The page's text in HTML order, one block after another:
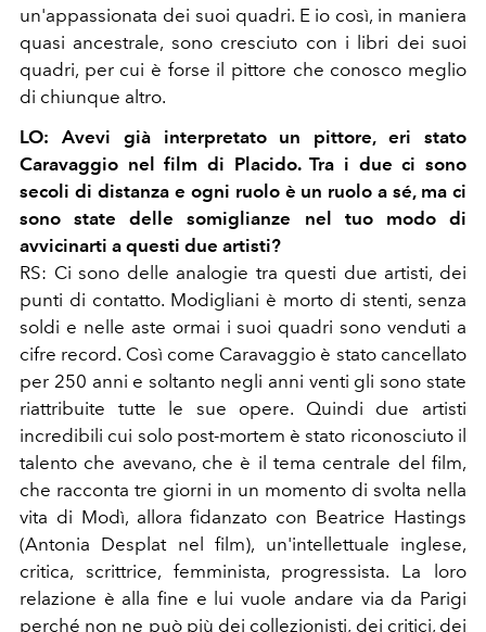
un'appassionata dei suoi quadri. E io così, in maniera
quasi ancestrale, sono cresciuto con i libri dei suoi
quadri, per cui è forse il pittore che conosco meglio
di chiunque altro.
LO: Avevi già interpretato un pittore, eri stato
Caravaggio nel film di Placido. Tra i due ci sono
secoli di distanza e ogni ruolo è un ruolo a sé, ma ci
sono state delle somiglianze nel tuo modo di
avvicinarti a questi due artisti?
RS: Ci sono delle analogie tra questi due artisti, dei
punti di contatto. Modigliani è morto di stenti, senza
soldi e nelle aste ormai i suoi quadri sono venduti a
cifre record. Così come Caravaggio è stato cancellato
per 250 anni e soltanto negli anni venti gli sono state
riattribuite tutte le sue opere. Quindi due artisti
incredibili cui solo post-mortem è stato riconosciuto il
talento che avevano, che è il tema centrale del film,
che racconta tre giorni in un momento di svolta nella
vita di Modì, allora fidanzato con Beatrice Hastings
(Antonia Desplat nel film), un'intellettuale inglese,
critica, scrittrice, femminista, progressista. La loro
relazione è alla fine e lui vuole andare via da Parigi
perché non ne può più dei collezionisti, dei critici, dei